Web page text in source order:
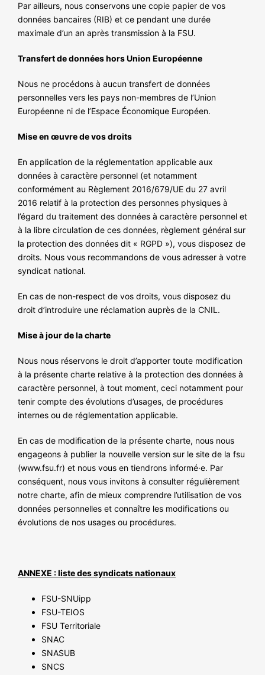
Par ailleurs, nous conservons une copie papier de vos
données bancaires (RIB) et ce pendant une durée
maximale d’un an après transmission à la FSU.
Transfert de données hors Union Européenne
Nous ne procédons à aucun transfert de données
personnelles vers les pays non-membres de l’Union
Européenne ni de l’Espace Économique Européen.
Mise en œuvre de vos droits
En application de la réglementation applicable aux
données à caractère personnel (et notamment
conformément au Règlement 2016/679/UE du 27 avril
2016 relatif à la protection des personnes physiques à
l’égard du traitement des données à caractère personnel et
à la libre circulation de ces données, règlement général sur
la protection des données dit « RGPD »), vous disposez de
droits. Nous vous recommandons de vous adresser à votre
syndicat national.
En cas de non-respect de vos droits, vous disposez du
droit d’introduire une réclamation auprès de la CNIL.
Mise à jour de la charte
Nous nous réservons le droit d’apporter toute modification
à la présente charte relative à la protection des données à
caractère personnel, à tout moment, ceci notamment pour
tenir compte des évolutions d’usages, de procédures
internes ou de réglementation applicable.
En cas de modification de la présente charte, nous nous
engageons à publier la nouvelle version sur le site de la fsu
(www.fsu.fr) et nous vous en tiendrons informé·e. Par
conséquent, nous vous invitons à consulter régulièrement
notre charte, afin de mieux comprendre l’utilisation de vos
données personnelles et connaître les modifications ou
évolutions de nos usages ou procédures.
ANNEXE : liste des syndicats nationaux
FSU-SNUipp
FSU-TEIOS
FSU Territoriale
SNAC
SNASUB
SNCS